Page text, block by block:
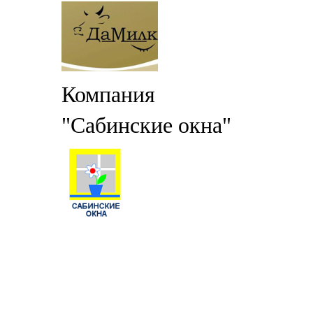
Компания
"Сабинские окна"